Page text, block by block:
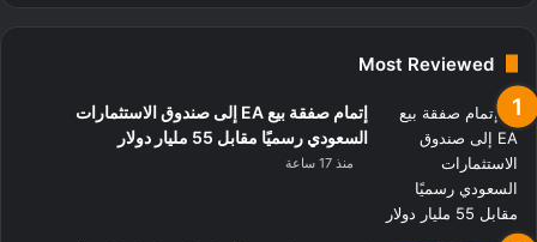
Most Reviewed
إتمام صفقة بيع EA إلى صندوق الاستثمارات
السعودي رسميًا مقابل 55 مليار دولار
منذ 17 ساعة